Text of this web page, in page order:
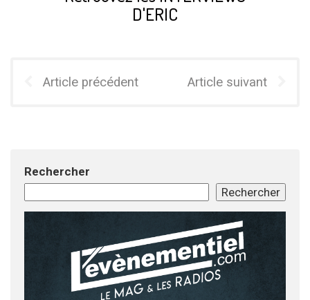
D'ERIC
Article précédent Article suivant
Rechercher
Rechercher